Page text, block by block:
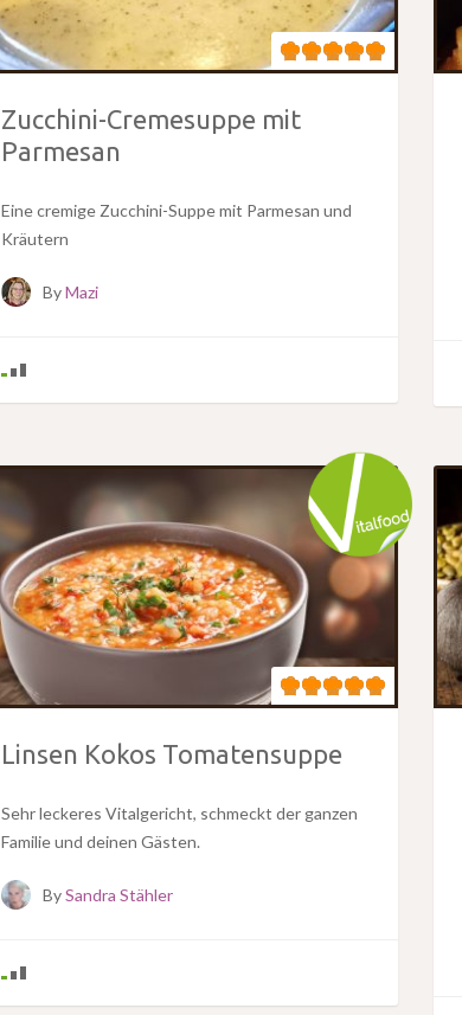
Zucchini-Cremesuppe mit
Parmesan
Eine cremige Zucchini-Suppe mit Parmesan und
Kräutern
ByMazi
Linsen Kokos Tomatensuppe
Sehr leckeres Vitalgericht, schmeckt der ganzen
Familie und deinen Gästen.
BySandra Stähler